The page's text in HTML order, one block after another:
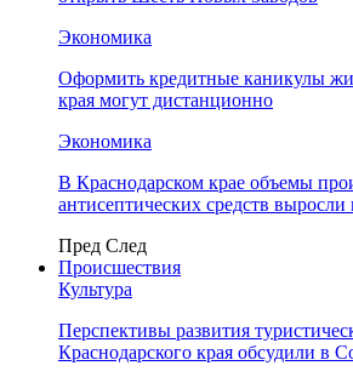
Экономика
Оформить кредитные каникулы
края могут дистанционно
Экономика
В Краснодарском крае объемы
антисептических средств выросли
Пред След
Происшествия
Культура
Перспективы развития
Краснодарского края обсудили в